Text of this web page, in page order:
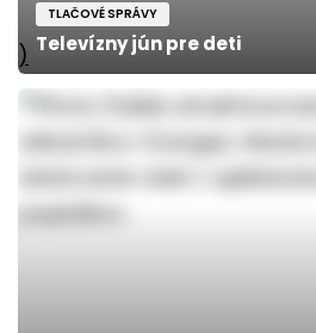
)
TLAČOVÉ SPRÁVY
Televízny jún pre deti